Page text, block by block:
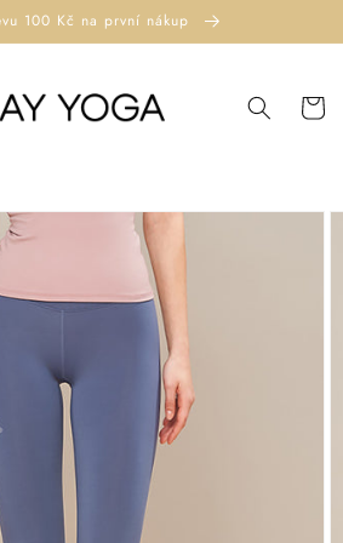
100 Kč na první nákup
Košík